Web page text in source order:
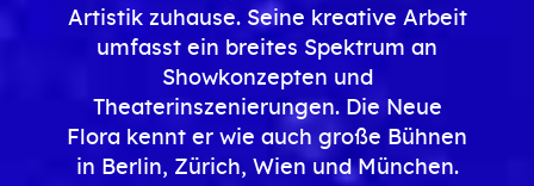
Artistik zuhause. Seine kreative Arbeit
umfasst ein breites Spektrum an
Showkonzepten und
Theaterinszenierungen. Die Neue
Flora kennt er wie auch große Bühnen
in Berlin, Zürich, Wien und München.